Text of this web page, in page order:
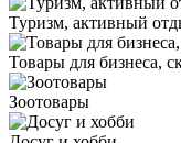
Туризм, активный
Товары для бизнеса,
Зоотовары